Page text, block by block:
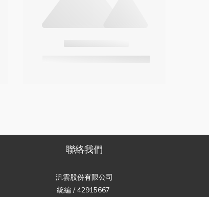
聯絡我們
汎雲股份有限公司
統編 / 42915667